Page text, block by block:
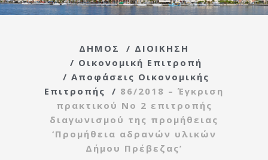
ΔΗΜΟΣ / ΔΙΟΙΚΗΣΗ
/ Οικονομική Επιτροπή
/ Αποφάσεις Οικονομικής
Επιτροπής
/ 86/2018 – Έγκριση
πρακτικού Νο 2 επιτροπής
διαγωνισμού της προμήθειας
‘Προμήθεια αδρανών υλικών
Δήμου Πρέβεζας’